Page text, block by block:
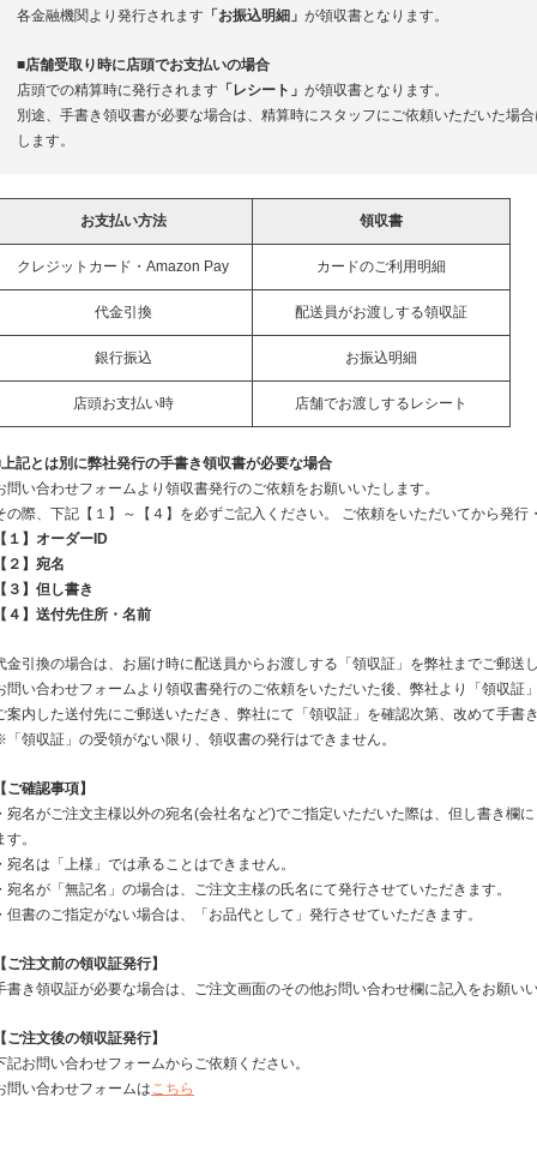
各金融機関より発行されます 「お振込明細」 が領収書となります。
■店舗受取り時に店頭でお支払いの場合
店頭での精算時に発行されます 「レシート」 が領収書となります。
別途、手書き領収書が必要な場合は、精算時にスタッフにご依頼いただいた場
します。
お支払い方法 領収書
クレジットカード・Amazon Pay カードのご利用明細
代金引換 配送員がお渡しする領収証
銀行振込 お振込明細
店頭お支払い時 店舗でお渡しするレシート
記とは別に弊社発行の手書き領収書が必要な場合
問い合わせフォームより領収書発行のご依頼をお願いいたします。
の際、下記【１】～【４】を必ずご記入ください。 ご依頼をいただいてから発行
１】オーダーID
２】宛名
３】但し書き
４】送付先住所・名前
金引換の場合は、お届け時に配送員からお渡しする「領収証」を弊社までご郵送
問い合わせフォームより領収書発行のご依頼をいただいた後、弊社より「領収証
案内した送付先にご郵送いただき、弊社にて「領収証」を確認次第、改めて手書
領収証」の受領がない限り、領収書の発行はできません。
ご確認事項】
宛名がご注文主様以外の宛名(会社名など)でご指定いただいた際は、但し書き欄
す。
宛名は「上様」では承ることはできません。
宛名が「無記名」の場合は、ご注文主様の氏名にて発行させていただきます。
但書のご指定がない場合は、「お品代として」発行させていただきます。
ご注文前の領収証発行】
書き領収証が必要な場合は、ご注文画面のその他お問い合わせ欄に記入をお願いい
ご注文後の領収証発行】
記お問い合わせフォームからご依頼ください。
問い合わせフォームはこちら